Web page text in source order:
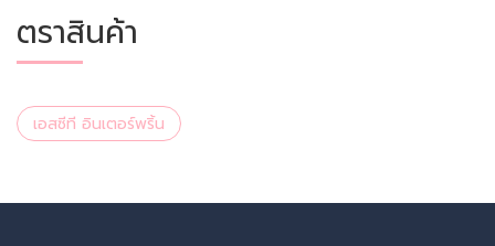
ตราสินค้า
เอสซีที อินเตอร์พริ้น